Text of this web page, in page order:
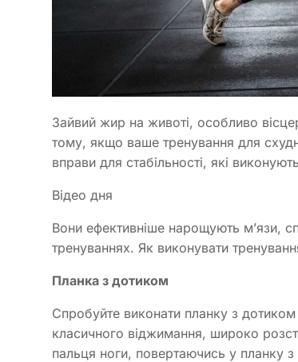
Зайвий жир на животі, особливо
тому, якщо ваше тренування для
вправи для стабільності, які
Відео дня
Вони ефективніше нарощують м’язи,
тренуваннях. Як виконувати
Планка з дотиком
Спробуйте виконати планку з
класичного віджимання, широко
пальця ноги, повертаючись у планку